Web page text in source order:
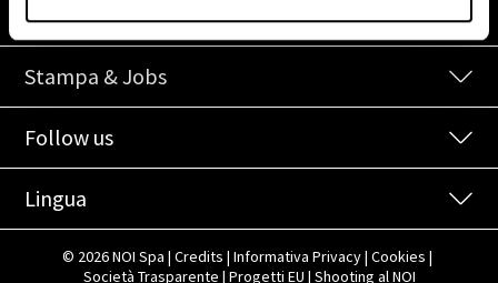
Accesso veloce
Stampa & Jobs
Follow us
Lingua
© 2026 NOI Spa | Credits | Informativa Privacy| Cookies |
Società Trasparente | Progetti EU | Shooting alNOI